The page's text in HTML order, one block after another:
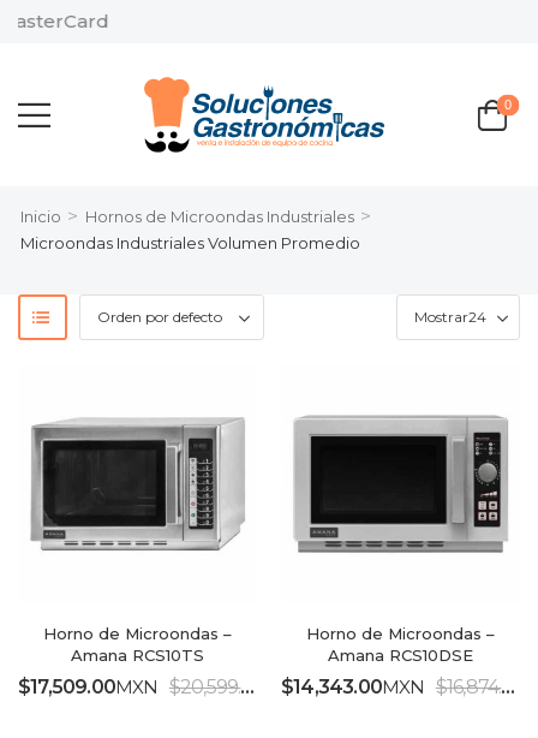
0
Inicio > Hornos de Microondas Industriales >
Microondas Industriales Volumen Promedio
Horno de Microondas –
Amana RCS10TS
$17,509.00MXN $20,599.00 MXN IVA INCLUIDO
Horno de Microondas –
Amana RCS10DSE
$14,343.00MXN $16,874.00